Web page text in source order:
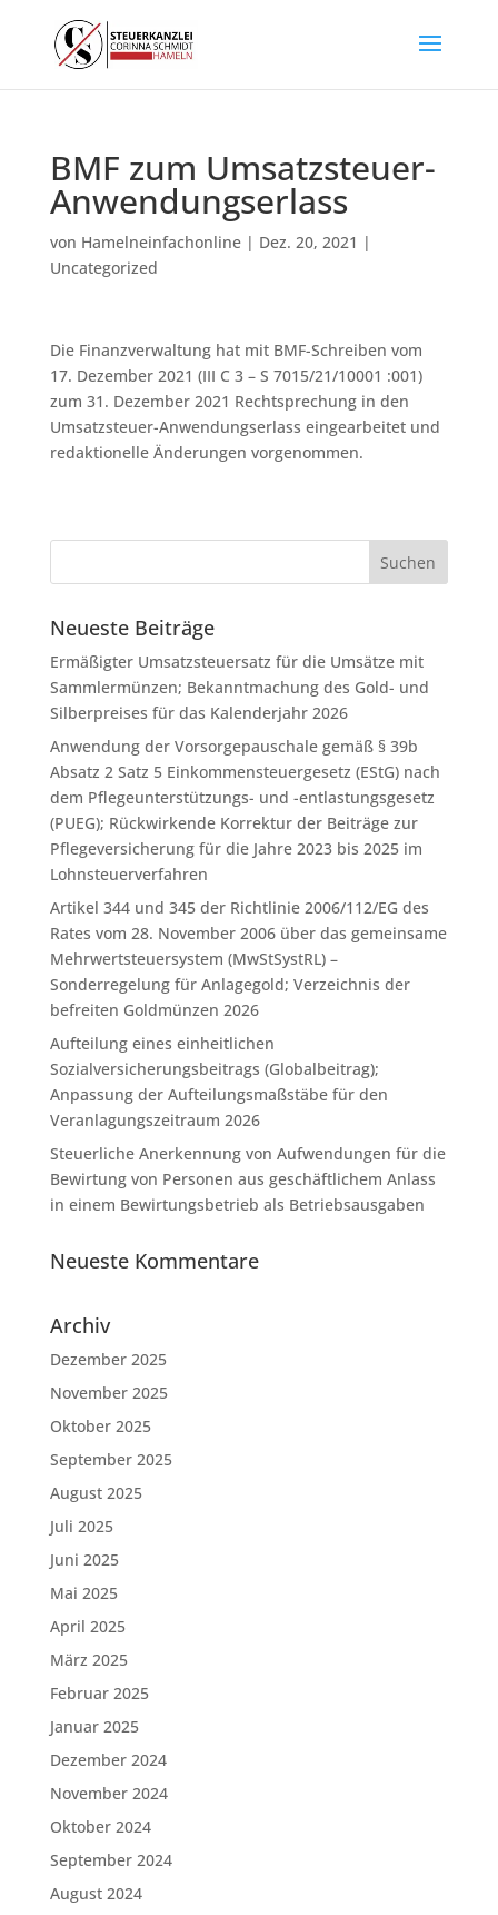
BMF zum Umsatzsteuer-
Anwendungserlass
von Hamelneinfachonline| Dez. 20, 2021 |
Uncategorized
Die Finanzverwaltung hat mit BMF-Schreiben vom
17. Dezember 2021 (III C 3 – S 7015/21/10001 :001)
zum 31. Dezember 2021 Rechtsprechung in den
Umsatzsteuer-Anwendungserlass eingearbeitet und
redaktionelle Änderungen vorgenommen.
Neueste Beiträge
Ermäßigter Umsatzsteuersatz für die Umsätze mit
Sammlermünzen; Bekanntmachung des Gold- und
Silberpreises für das Kalenderjahr 2026
Anwendung der Vorsorgepauschale gemäß § 39b
Absatz 2 Satz 5 Einkommensteuergesetz (EStG) nach
dem Pflegeunterstützungs- und -entlastungsgesetz
(PUEG); Rückwirkende Korrektur der Beiträge zur
Pflegeversicherung für die Jahre 2023 bis 2025 im
Lohnsteuerverfahren
Artikel 344 und 345 der Richtlinie 2006/112/EG des
Rates vom 28. November 2006 über das gemeinsame
Mehrwertsteuersystem (MwStSystRL) –
Sonderregelung für Anlagegold; Verzeichnis der
befreiten Goldmünzen 2026
Aufteilung eines einheitlichen
Sozialversicherungsbeitrags (Globalbeitrag);
Anpassung der Aufteilungsmaßstäbe für den
Veranlagungszeitraum 2026
Steuerliche Anerkennung von Aufwendungen für die
Bewirtung von Personen aus geschäftlichem Anlass
in einem Bewirtungsbetrieb als Betriebsausgaben
Neueste Kommentare
Archiv
Dezember 2025
November 2025
Oktober 2025
September 2025
August 2025
Juli 2025
Juni 2025
Mai 2025
April 2025
März 2025
Februar 2025
Januar 2025
Dezember 2024
November 2024
Oktober 2024
September 2024
August 2024